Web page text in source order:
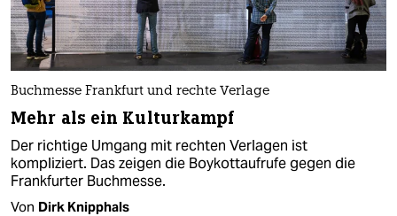
Buchmesse Frankfurt und rechte Verlage
Mehr als ein Kulturkampf
Der richtige Umgang mit rechten Verlagen ist
kompliziert. Das zeigen die Boykottaufrufe gegen die
Frankfurter Buchmesse.
Von Dirk Knipphals